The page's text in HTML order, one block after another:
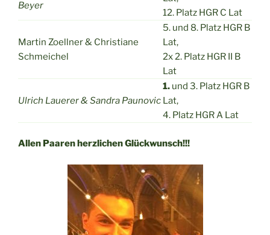
Beyer
12. Platz HGR C Lat
Martin Zoellner & Christiane
Schmeichel
5. und 8. Platz HGR B
Lat,
2x 2. Platz HGR II B
Lat
Ulrich Lauerer & Sandra Paunovic
1. und 3. Platz HGR B
Lat,
4. Platz HGR A Lat
Allen Paaren herzlichen Glückwunsch!!!